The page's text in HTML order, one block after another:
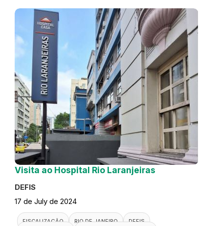
Visita ao Hospital Rio Laranjeiras
DEFIS
17 de July de 2024
FISCALIZAÇÃO RIO DE JANEIRO
DEFIS